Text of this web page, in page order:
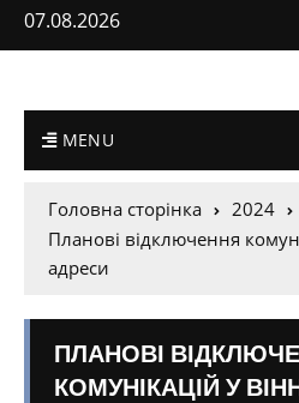
07.08.2026
MENU
Головна сторінка 2024
Планові відключення
адреси
ПЛАНОВІ
КОМУНІКАЦІЙ У